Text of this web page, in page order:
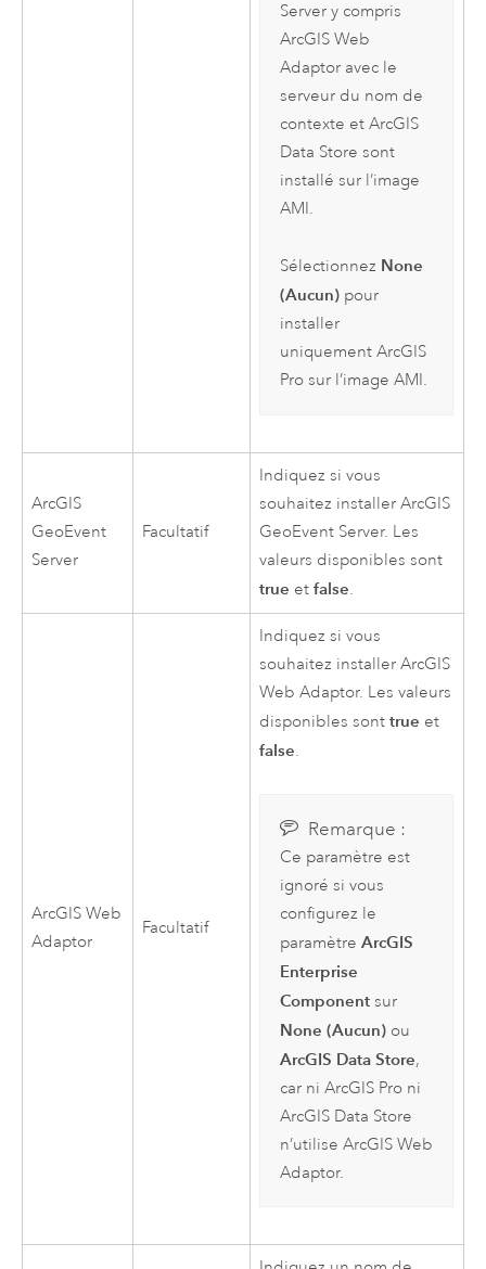
Servery compris
ArcGIS Web
Adaptoravec le
serveur du nom de
contexte et ArcGIS
Data Store sont
installé sur l’image
AMI.
Sélectionnez None
(Aucun)pour
installer
uniquement ArcGIS
Prosur l’image AMI.
ArcGIS
GeoEvent
Server
Facultatif
Indiquez si vous
souhaitez installerArcGIS
GeoEvent Server. Les
valeurs disponibles sont
true etfalse.
ArcGIS Web
Adaptor
Facultatif
Indiquez si vous
souhaitez installerArcGIS
Web Adaptor. Les valeurs
disponibles sonttrue et
false.
Remarque :
Ce paramètre est
ignoré si vous
configurez le
paramètre ArcGIS
Enterprise
Componentsur
None (Aucun)ou
ArcGIS Data Store,
car ni ArcGIS Proni
ArcGIS Data Store
n’utilise ArcGIS Web
Adaptor.